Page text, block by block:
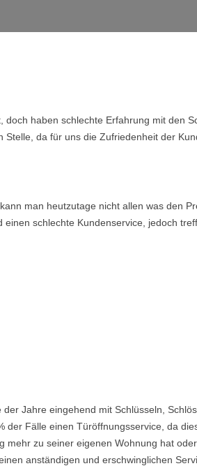
haben schlechte Erfahrung mit den
da für uns die Zufriedenheit der
man heutzutage nicht allen was den
schlechte Kundenservice, jedoch
Jahre eingehend mit Schlüsseln,
Fälle einen Türöffnungsservice, da
zu seiner eigenen Wohnung hat
anständigen und erschwinglichen